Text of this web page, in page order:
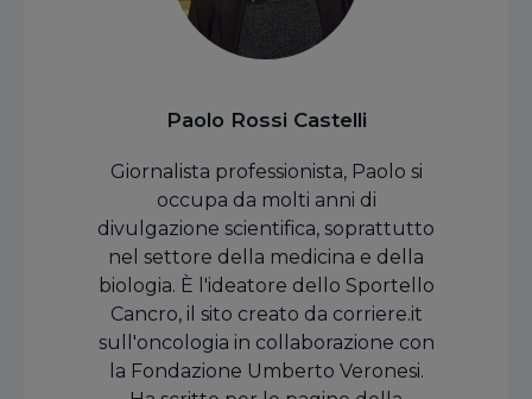
Paolo Rossi Castelli
Giornalista professionista, Paolo si
occupa da molti anni di
divulgazione scientifica, soprattutto
nel settore della medicina e della
biologia. È l'ideatore dello Sportello
Cancro, il sito creato da corriere.it
sull'oncologia in collaborazione con
la Fondazione Umberto Veronesi.